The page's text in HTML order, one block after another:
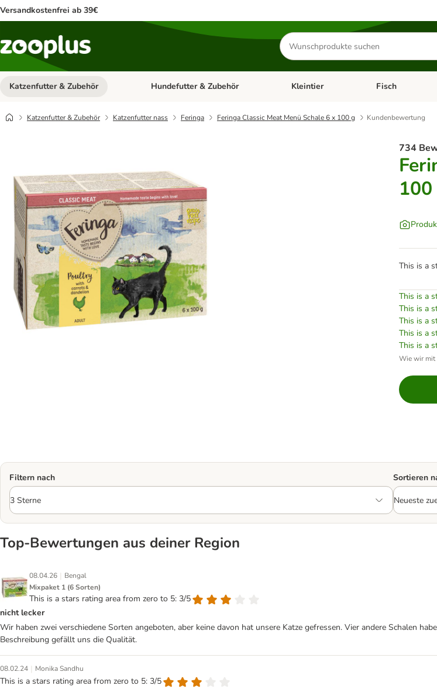
Versandkostenfrei ab 39€
Produkte
suchen
Katzenfutter & Zubehör Kategorie-Menü öffnen: Katzenfutter & Zubehör
Hundefutter & Zubehör Kategorie-Menü öffnen: Hundefutter &
Kleintier Kategorie-Menü
Fisch
Katzenfutter & Zubehör Katzenfutter nass Feringa Feringa Classic Meat Menü Schale 6 x 100 g Kundenbewertung
734
This is a
This is a
This is a
This is a
This is a
This is a
Wie wir mit
Filtern nach Sortieren
Top‑Bewertungen aus deiner Region
08.04.26 | Bengal
Mixpaket 1 (6 Sorten)
This is a stars rating area from zero to 5: 3/5
nicht lecker
Wir haben zwei verschiedene Sorten angeboten, aber keine davon hat unsere Katze gefressen. Vier andere Schalen
Beschreibung gefällt uns die Qualität.
08.02.24 | Monika Sandhu
This is a stars rating area from zero to 5: 3/5